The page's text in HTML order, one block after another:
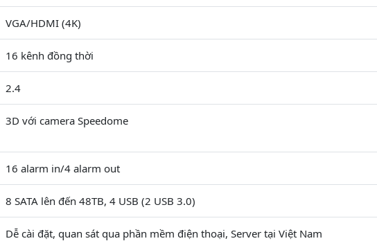
VGA/HDMI (4K)
16 kênh đồng thời
2.4
3D với camera Speedome
16 alarm in/4 alarm out
8 SATA lên đến 48TB, 4 USB (2 USB 3.0)
Dễ cài đặt, quan sát qua phần mềm điện thoại, Server tại Việt Nam